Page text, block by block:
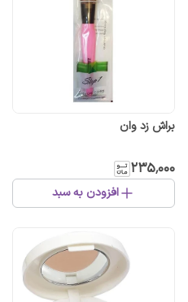
براش زد وان
۲۳۵٬۰۰۰
افزودن به سبد